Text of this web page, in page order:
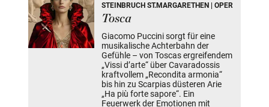
STEINBRUCH ST.MARGARETHEN | OPER
Tosca
Giacomo Puccini sorgt für eine
musikalische Achterbahn der
Gefühle – von Toscas ergreifendem
„Vissi d’arte“ über Cavaradossis
kraftvollem „Recondita armonia“
bis hin zu Scarpias düsteren Arie
„Ha più forte sapore“. Ein
Feuerwerk der Emotionen mit